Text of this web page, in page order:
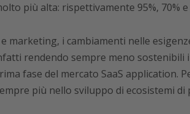
più alta: rispettivamente 95%, 70% e
marketing, i cambiamenti nelle
rendendo sempre meno sostenibili
fase del mercato SaaS application.
più nello sviluppo di ecosistemi di